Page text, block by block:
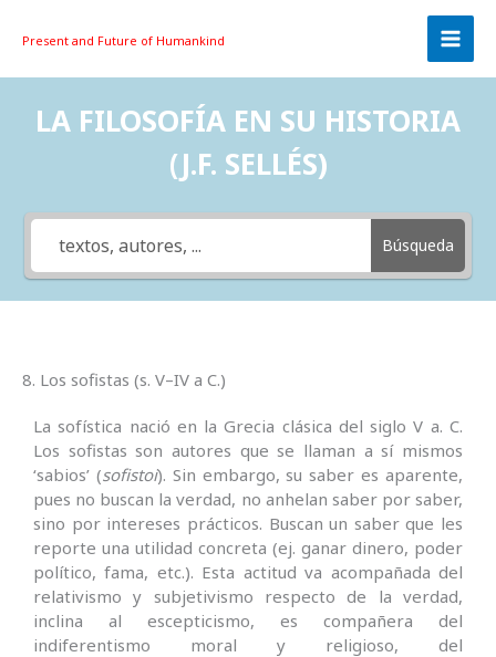
Present and Future of Humankind
LA FILOSOFÍA EN SU HISTORIA
(J.F. SELLÉS)
Búsqueda
8. Los sofistas (s. V–IV a C.)
La sofística nació en la Grecia clásica del siglo V a. C.
Los sofistas son autores que se llaman a sí mismos
‘sabios’ (sofistoi). Sin embargo, su saber es aparente,
pues no buscan la verdad, no anhelan saber por saber,
sino por intereses prácticos. Buscan un saber que les
reporte una utilidad concreta (ej. ganar dinero, poder
político, fama, etc.). Esta actitud va acompañada del
relativismo y subjetivismo respecto de la verdad,
inclina al escepticismo, es compañera del
indiferentismo moral y religioso, del